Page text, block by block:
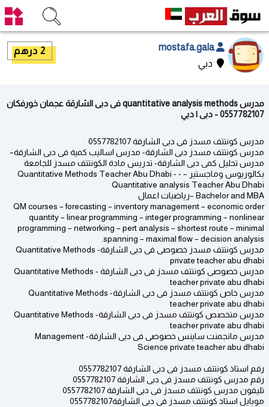
mostafa.gala
دبي
2 درهم
مدرس quantitative analysis methods فى دبى الشارقة عجمان خورفكان
0557782107 - دبى | دبي
مدرس كونتتف مسدز فى دبى الشارقة 0557782107
مدرس كونتتف مسدز دبى الشارقة- مدرس اساليب كمية فى دبى الشارقة–
مدرس تحليل كمى دبى الشارقة- تدريس مادة الكونتتف مسدز للجامعة
بكالوريوس وماجستير – - Quantitative Methods Teacher Abu Dhabi -
Quantitative analysis Teacher Abu Dhabi
Bachelor and MBA –رياضيات اعمال
QM courses – forecasting – inventory management – economic order
quantity – linear programming – integer programming – nonlinear
programming – networking – pert analysis – shortest route – minimal
spanning – maximal flow – decision analysis.
مدرس كونتتف مسدز خصوصى فى دبى الشارقة- Quantitative Methods
private teacher abu dhabi
مدرس خصوصى كونتتف مسدز فى دبى الشارقة - Quantitative Methods
teacher private abu dhabi
مدرس خاص كونتتف مسدز فى دبى الشارقة- Quantitative Methods
teacher private abu dhabi
مدرس متخصص كونتتف مسدز فى دبى الشارقة- Quantitative Methods
teacher private abu dhabi
مدرس مانجمنت ساينس خصوصى فى دبى الشارقة- Management
Science private teacher abu dhabi
رقم استاذ كونتتف مسدز فى دبى الشارقة 0557782107
رقم مدرس كونتتف مسدز فى دبى الشارقة 0557782107
تليفون مدرس كونتتف مسدز فى دبى الشارقة 0557782107
موبايل استاذ كونتتف مسدز فى دبى الشارقة0557782107